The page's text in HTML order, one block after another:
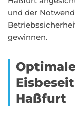
und der
gewinnen.
Haßfurt